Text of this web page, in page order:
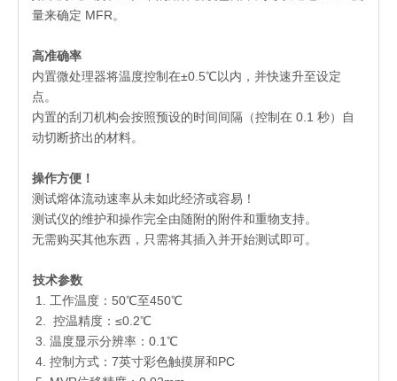
量来确定 MFR。
高准确率
内置微处理器将温度控制在±0.5℃以内，并快速升至设定
点。
内置的刮刀机构会按照预设的时间间隔（控制在 0.1 秒）自
动切断挤出的材料。
操作方便！
测试熔体流动速率从未如此经济或容易！
测试仪的维护和操作完全由随附的附件和重物支持。
无需购买其他东西，只需将其插入并开始测试即可。
技术参数
工作温度：50℃至450℃
控温精度：≤0.2℃
温度显示分辨率：0.1℃
控制方式：7英寸彩色触摸屏和PC